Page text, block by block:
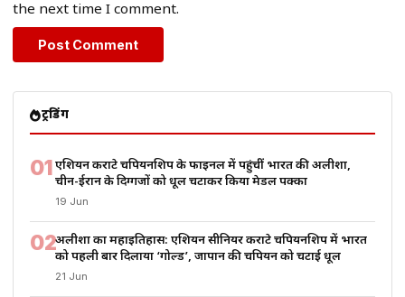
the next time I comment.
ट्रेंडिंग
01एशियन कराटे चैंपियनशिप के फाइनल में पहुंचीं भारत की अलीशा,
चीन-ईरान के दिग्गजों को धूल चटाकर किया मेडल पक्का
19 Jun
02अलीशा का महाइतिहास: एशियन सीनियर कराटे चैंपियनशिप में भारत
को पहली बार दिलाया ‘गोल्ड’, जापान की चैंपियन को चटाई धूल
21 Jun